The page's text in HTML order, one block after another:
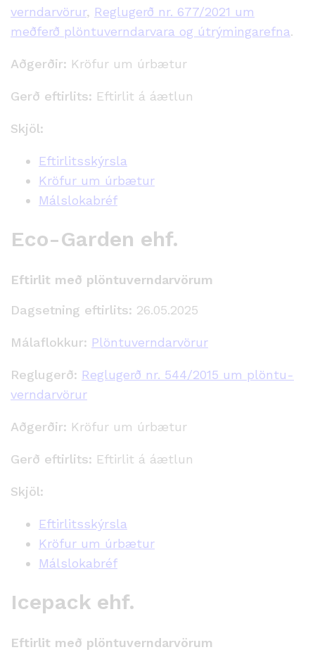
verndar­vörur, Reglugerð nr. 677/2021 um
meðferð plöntuverndarvara og útrýmingarefna.
Aðgerðir: Kröfur um úrbætur
Gerð eftirlits: Eftirlit á áætlun
Skjöl:
Eftirlitsskýrsla
Kröfur um úrbætur
Málslokabréf
Eco-Garden ehf.
Eftirlit með plöntuverndarvörum
Dagsetning eftirlits: 26.05.2025
Málaflokkur: Plöntuverndarvörur
Reglugerð: Reglugerð nr. 544/2015 um plöntu­
verndar­vörur
Aðgerðir: Kröfur um úrbætur
Gerð eftirlits: Eftirlit á áætlun
Skjöl:
Eftirlitsskýrsla
Kröfur um úrbætur
Málslokabréf
Icepack ehf.
Eftirlit með plöntuverndarvörum